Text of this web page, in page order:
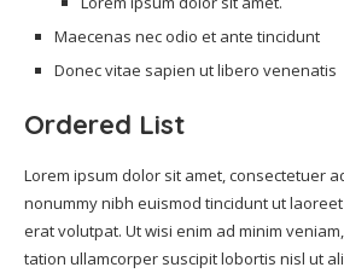
Maecenas nec odio et ante tincidunt
Donec vitae sapien ut libero venenatis
Ordered List
Lorem ipsum dolor sit amet, consectetuer
nonummy nibh euismod tincidunt ut
erat volutpat. Ut wisi enim ad minim
tation ullamcorper suscipit lobortis nisl ut